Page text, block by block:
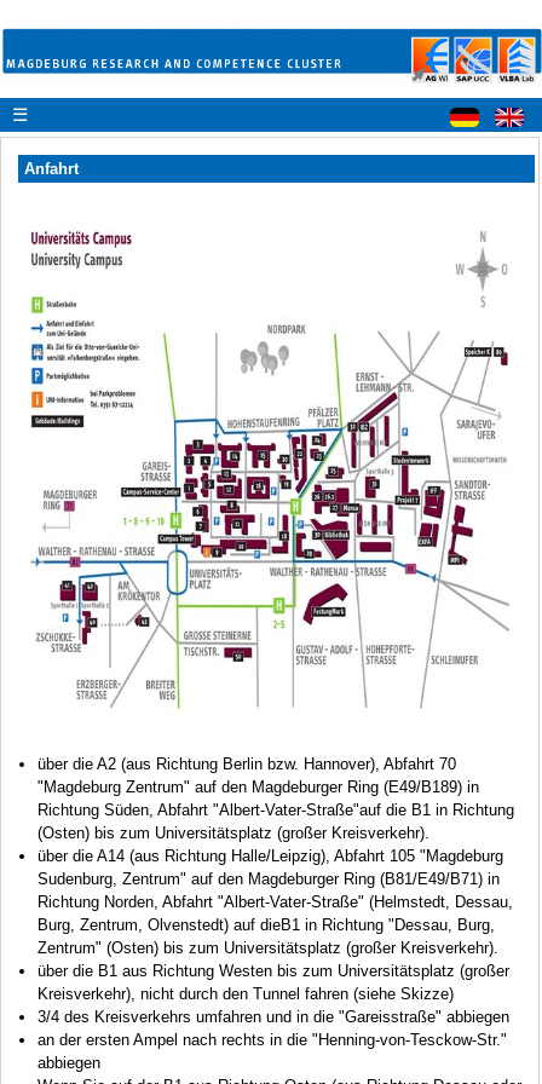
☰
Anfahrt
über die A2 (aus Richtung Berlin bzw. Hannover), Abfahrt 70
"Magdeburg Zentrum" auf den Magdeburger Ring (E49/B189) in
Richtung Süden, Abfahrt "Albert-Vater-Straße"auf die B1 in Richtung
(Osten) bis zum Universitätsplatz (großer Kreisverkehr).
über die A14 (aus Richtung Halle/Leipzig), Abfahrt 105 "Magdeburg
Sudenburg, Zentrum" auf den Magdeburger Ring (B81/E49/B71) in
Richtung Norden, Abfahrt "Albert-Vater-Straße" (Helmstedt, Dessau,
Burg, Zentrum, Olvenstedt) auf dieB1 in Richtung "Dessau, Burg,
Zentrum" (Osten) bis zum Universitätsplatz (großer Kreisverkehr).
über die B1 aus Richtung Westen bis zum Universitätsplatz (großer
Kreisverkehr), nicht durch den Tunnel fahren (siehe Skizze)
3/4 des Kreisverkehrs umfahren und in die "Gareisstraße" abbiegen
an der ersten Ampel nach rechts in die "Henning-von-Tesckow-Str."
abbiegen